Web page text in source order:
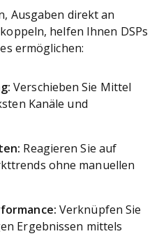
Ausgaben direkt an
helfen Ihnen DSPs
ermöglichen:
Verschieben Sie Mittel
Kanäle und
Reagieren Sie auf
ohne manuellen
Verknüpfen Sie
Ergebnissen mittels